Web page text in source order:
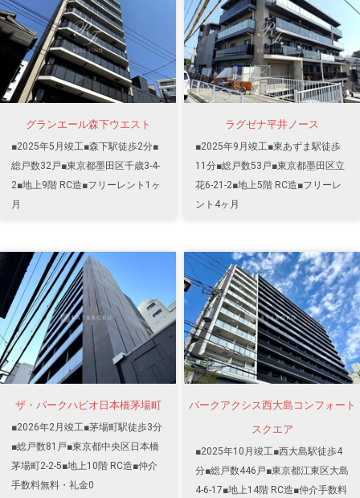
グランエール森下ウエスト
■2025年5月竣工■森下駅徒歩2分■
総戸数32戸■東京都墨田区千歳3-4-
2■地上9階 RC造■フリーレント1ヶ
月
ラグゼナ平井ノース
■2025年9月竣工■東あずま駅徒歩
11分■総戸数53戸■東京都墨田区立
花6-21-2■地上5階 RC造■フリーレ
ント4ヶ月
ザ・パークハビオ日本橋茅場町
■2026年2月竣工■茅場町駅徒歩3分
■総戸数81戸■東京都中央区日本橋
茅場町2-2-5■地上10階 RC造■仲介
手数料無料・礼金0
パークアクシス西大島コンフォート
スクエア
■2025年10月竣工■西大島駅徒歩4
分■総戸数446戸■東京都江東区大島
4-6-17■地上14階 RC造■仲介手数料